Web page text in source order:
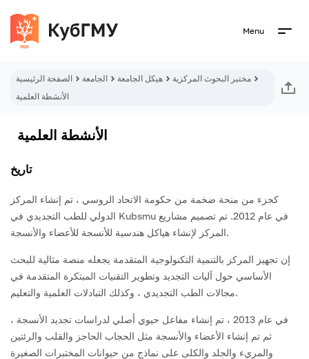
Menu
الصفحة الرئيسية الجامعة هيكل الجامعة
مختبر البحوث المركزية
الأنشطة العلمية
الأنشطة العلمية
تاريخ
كجزء من منحة ضخمة من حكومة الاتحاد الروسي ، تم إنشاء المركز
الدولي للطب التجديدي في Kubsmu في عام 2012. تم تصميم مشاريع
المركز لإنشاء هياكل هندسية للأنسجة للأعضاء والأنسجة.
إن تجهيز المركز بالتنمية التكنولوجية المتقدمة يجعله منصة مثالية للبحث
الأساسي حول آليات التجديد وتطوير التقنيات المبتكرة المتقدمة في
مجالات الطب التجديدي ، وكذلك التبادلات العلمية والتعليم.
في عام 2013 ، تم إنشاء مفاعل حيوي أصلي لدراسات تجديد الأنسجة ،
ثم تم إنشاء الأعضاء والأنسجة مثل الحجاب الحاجز والقلب والرئتين
والمريء والجلد والكلى على نماذج من حيوانات المختبرات الصغيرة